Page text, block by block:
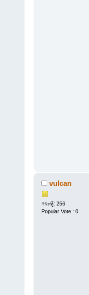
vulcan
กระทู้: 256
Popular Vote : 0